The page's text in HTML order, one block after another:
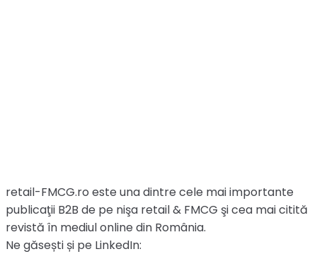
retail-FMCG.ro este una dintre cele mai importante
publicaţii B2B de pe nişa retail & FMCG şi cea mai citită
revistă în mediul online din România.
Ne găsești și pe LinkedIn: